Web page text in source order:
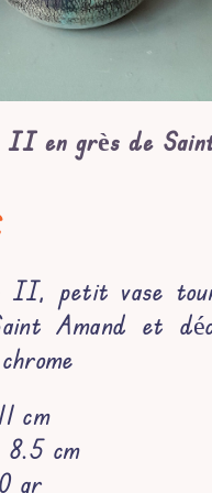
II en grès de
II, petit vase
Amand et
cm
cm
gr